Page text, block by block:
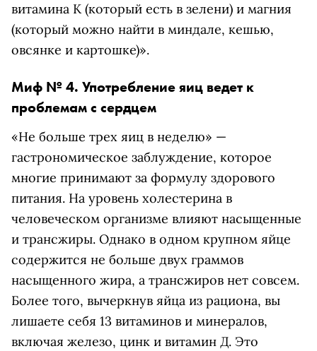
витамина К (который есть в зелени) и магния
(который можно найти в миндале, кешью,
овсянке и картошке)».
Миф № 4. Употребление яиц ведет к
проблемам с сердцем
«Не больше трех яиц в неделю» —
гастрономическое заблуждение, которое
многие принимают за формулу здорового
питания. На уровень холестерина в
человеческом организме влияют насыщенные
и трансжиры. Однако в одном крупном яйце
содержится не больше двух граммов
насыщенного жира, а трансжиров нет совсем.
Более того, вычеркнув яйца из рациона, вы
лишаете себя 13 витаминов и минералов,
включая железо, цинк и витамин Д. Это